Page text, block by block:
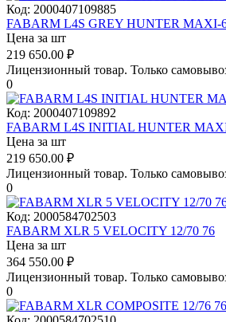
Код: 2000407109885
FABARM L4S GREY HUNTER MAXI-
Цена за шт
219 650.00 ₽
Лицензионный товар. Только
0
Код: 2000407109892
FABARM L4S INITIAL HUNTER
Цена за шт
219 650.00 ₽
Лицензионный товар. Только
0
Код: 2000584702503
FABARM XLR 5 VELOCITY 12/70 76
Цена за шт
364 550.00 ₽
Лицензионный товар. Только
0